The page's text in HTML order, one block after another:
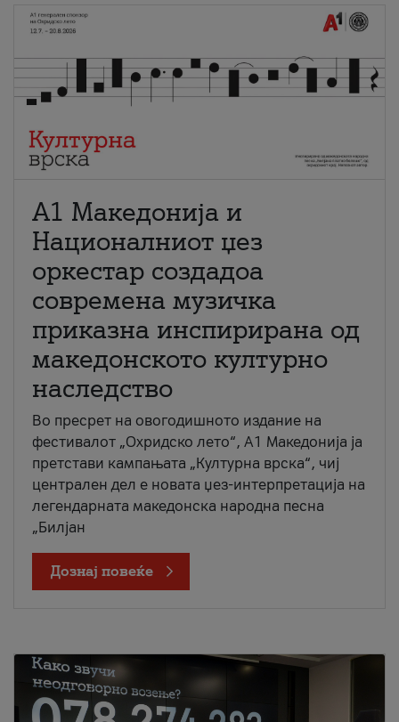
А1 Македонија и
Националниот џез
оркестар создадоа
современа музичка
приказна инспирирана од
македонското културно
наследство
Во пресрет на овогодишното издание на
фестивалот „Охридско лето“, А1 Македонија ја
претстави кампањата „Културна врска“, чиј
централен дел е новата џез-интерпретација на
легендарната македонска народна песна
„Билјан
Дознај повеќе